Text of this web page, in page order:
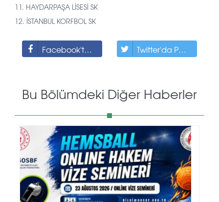
11. HAYDARPAŞA LİSESİ SK
12. İSTANBUL KORFBOL SK
Facebook'ta Paylaş Twitter'da Paylaş
Bu Bölümdeki Diğer Haberler